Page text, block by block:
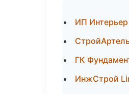
ИП
ГК
ИнжСтрой